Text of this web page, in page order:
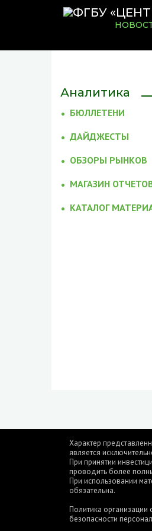
Аналитика
БЮЛЛЕТЕНИ
ДАЙДЖЕСТЫ
ОБЗОРЫ РЫНКОВ
МАГАЗИН
КАТАЛОГ
Характер
является
При принятии
проводить более
При использовании
обязательна.
Политика
безопасности